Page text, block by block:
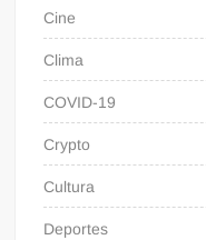
Cine
Clima
COVID-19
Crypto
Cultura
Deportes